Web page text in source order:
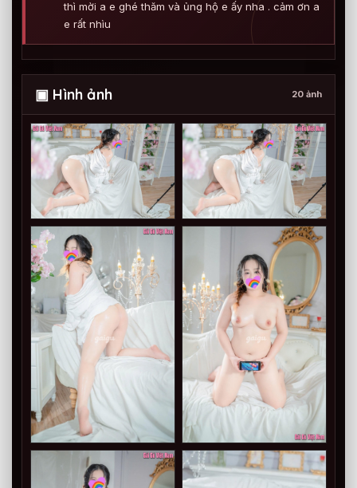
thì mời a e ghé thăm và ủng hộ e ấy nha . cảm ơn a
e rất nhìu
▣ Hình ảnh 20 ảnh